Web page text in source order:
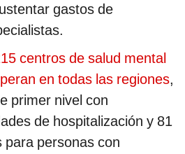
gastos de
centros de salud mental
en todas las regiones,
primer nivel con
de hospitalización y 81
para personas con